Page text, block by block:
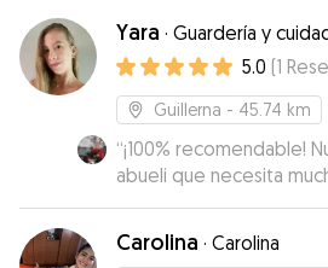
Yara · Guardería y
5.0 (1
Guillerna - 45.74 km
“¡100% recomendable!
abueli que necesita
estado super bien
Incluso se han
veterinario y del
Carolina · Carolina